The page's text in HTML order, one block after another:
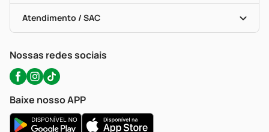
Bulas De A A Z
Políticas De Marketplace
Autoteste Covid-19
Portal Da Privacidade
Atendimento / SAC
Nossas redes sociais
Baixe nosso APP